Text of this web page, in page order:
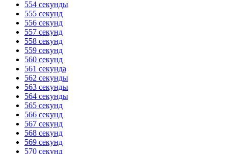
554 секунды
555 секунд
556 секунд
557 секунд
558 секунд
559 секунд
560 секунд
561 секунда
562 секунды
563 секунды
564 секунды
565 секунд
566 секунд
567 секунд
568 секунд
569 секунд
570 секунд